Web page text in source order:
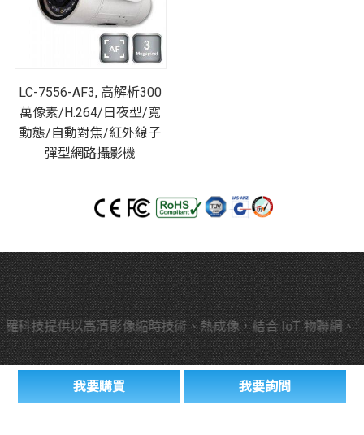
我要購買 我要詢問
LC-7556-AF3, 高解析300
萬像素/H.264/日夜型/寬
動態/自動對焦/紅外線子
彈型網路攝影機
技提供以高清影像縮時技術、熱成像，結合 IoT 物聯網、雲